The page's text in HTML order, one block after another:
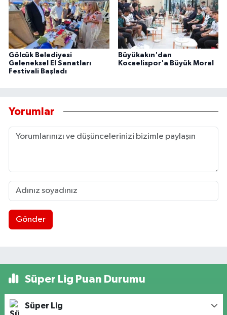
Gölcük Belediyesi
Geleneksel El Sanatları
Festivali Başladı
Büyükakın'dan
Kocaelispor'a Büyük Moral
Yorumlar
Gönder
Süper Lig Puan Durumu
Süper Lig